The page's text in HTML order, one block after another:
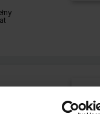
pracy: